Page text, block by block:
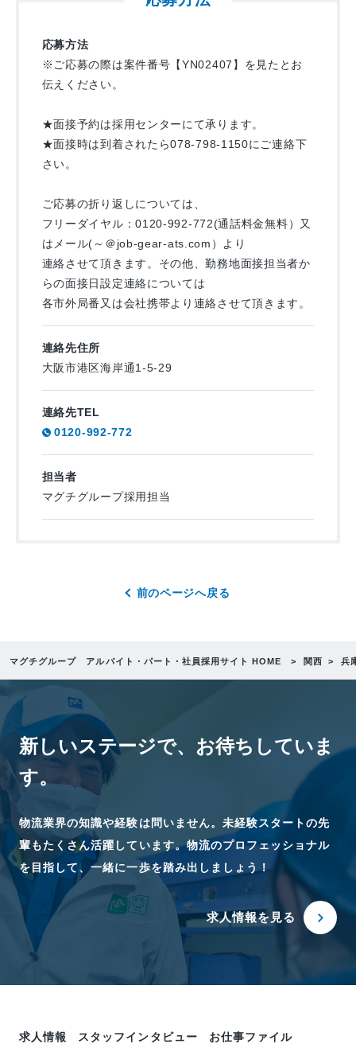
応募方法
※ご応募の際は案件番号【YN02407】を見たとお
伝えください。
★面接予約は採用センターにて承ります。
★面接時は到着されたら078-798-1150にご連絡下
さい。
ご応募の折り返しについては、
フリーダイヤル：0120-992-772(通話料金無料）又
はメール(～＠job-gear-ats.com）より
連絡させて頂きます。その他、勤務地面接担当者か
らの面接日設定連絡については
各市外局番又は会社携帯より連絡させて頂きます。
連絡先住所
大阪市港区海岸通1-5-29
連絡先TEL
0120-992-772
担当者
マグチグループ採用担当
前のページへ戻る
マグチグループ アルバイト・パート・社員採用サイト HOME 関西 兵
新しいステージで、 お待ちしていま
す。
物流業界の知識や経験は問いません。未経験スタートの先
輩もたくさん活躍しています。物流のプロフェッショナル
を目指して、一緒に一歩を踏み出しましょう！
求人情報を見る
求人情報 スタッフインタビュー お仕事ファイル